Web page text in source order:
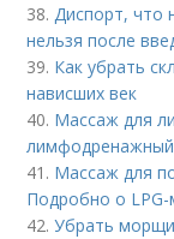
38.Диспорт, что
нельзя после
39. Как убрать
нависших век
40. Массаж для
41. Массаж для
Подробно о
42.Убрать